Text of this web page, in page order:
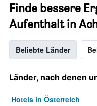
Finde bessere
Aufenthalt in
Beliebte Länder
Länder, nach denen
Hotels in Österreich